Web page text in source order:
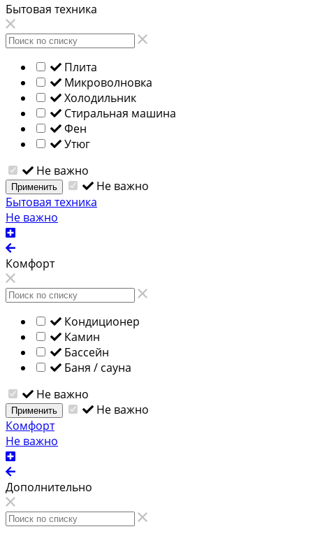
Бытовая техника
Плита
Микроволновка
Холодильник
Стиральная машина
Фен
Утюг
Не важно
Применить
Не важно
Бытовая техника
Не важно
Комфорт
Кондиционер
Камин
Бассейн
Баня / сауна
Не важно
Применить
Не важно
Комфорт
Не важно
Дополнительно